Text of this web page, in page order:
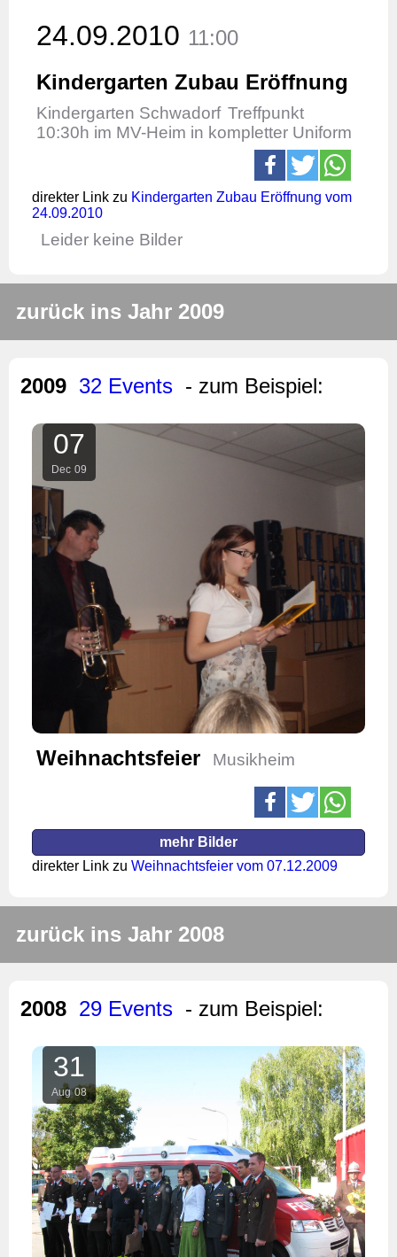
24.09.2010 11:00
Kindergarten Zubau Eröffnung
Kindergarten Schwadorf Treffpunkt
10:30h im MV-Heim in kompletter Uniform
direkter Link zu Kindergarten Zubau Eröffnung vom
24.09.2010
Leider keine Bilder
zurück ins Jahr 2009
2009 32 Events - zum Beispiel:
07
Dec 09
Weihnachtsfeier Musikheim
mehr Bilder
direkter Link zu Weihnachtsfeier vom 07.12.2009
zurück ins Jahr 2008
2008 29 Events - zum Beispiel:
31
Aug 08